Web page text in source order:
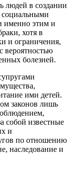
людей в создании
социальными
именно этим и
хотя в
и ограничения,
вероятностью
болезней.
ими детей.
законов лишь
собой известные
и
по отношению
наследование и